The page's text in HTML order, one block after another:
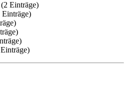
(2 Einträge)
Einträge)